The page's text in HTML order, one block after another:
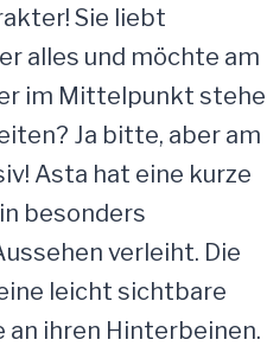
Sie liebt
alles und möchte am
im Mittelpunkt
Ja bitte, aber am
Asta hat eine kurze
besonders
verleiht. Die
leicht sichtbare
an ihren Hinterbeinen.